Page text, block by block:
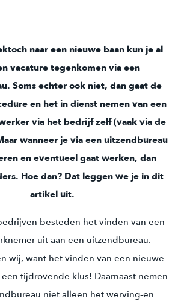
naar een nieuwe baan kun je al
vacature tegenkomen via een
Soms echter ook niet, dan gaat de
en het in dienst nemen van een
via het bedrijf zelf (vaak via de
wanneer je via een uitzendbureau
en eventueel gaat werken, dan
Hoe dan? Dat leggen we je in dit
artikel uit.
besteden het vinden van een
uit aan een uitzendbureau.
wij, want het vinden van een nieuwe
tijdrovende klus! Daarnaast nemen
niet alleen het werving-en